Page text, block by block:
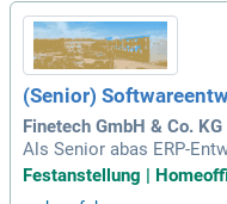
(Senior)
Finetech GmbH & Co.
Als Senior abas ERP-
nft unseres
der Weiterentwicklung
Festanstellung |